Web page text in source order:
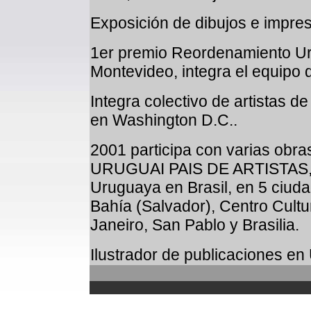
Exposición de dibujos e
1er premio Reordenamiento
Montevideo, integra el equipo
Integra colectivo de artistas
en Washington D.C..
2001 participa con varias
URUGUAI PAIS DE
Uruguaya en Brasil, en 5
Bahía (Salvador), Centro
Janeiro, San Pablo y Brasilia.
Ilustrador de publicaciones en